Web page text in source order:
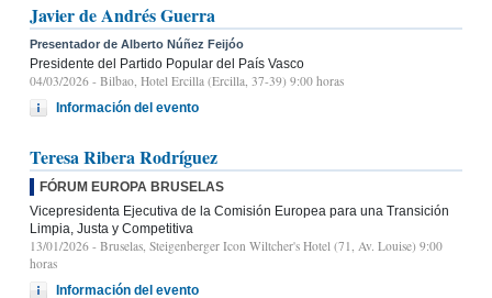
Javier de Andrés Guerra
Presentador de Alberto Núñez Feijóo
Presidente del Partido Popular del País Vasco
04/03/2026 - Bilbao, Hotel Ercilla (Ercilla, 37-39) 9:00 horas
Información del evento
Teresa Ribera Rodríguez
FÓRUM EUROPA BRUSELAS
Vicepresidenta Ejecutiva de la Comisión Europea para una Transición
Limpia, Justa y Competitiva
13/01/2026 - Bruselas, Steigenberger Icon Wiltcher's Hotel (71, Av. Louise) 9:00
horas
Información del evento